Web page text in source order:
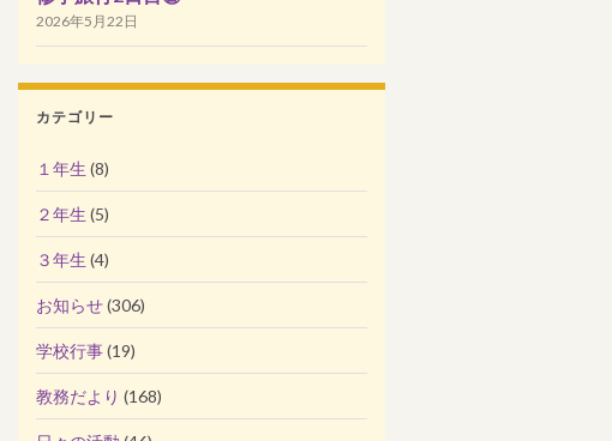
2026年5月22日
カテゴリー
１年生 (8)
２年生 (5)
３年生 (4)
お知らせ(306)
学校行事(19)
教務だより (168)